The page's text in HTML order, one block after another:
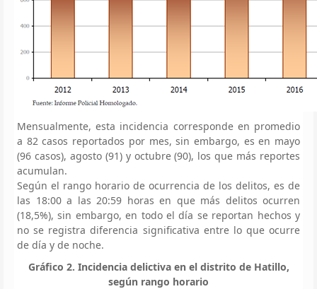
Mensualmente, esta incidencia corresponde en promedio
a 82 casos reportados por mes, sin embargo, es en mayo
(96 casos), agosto (91) y octubre (90), los que más reportes
acumulan.
Según el rango horario de ocurrencia de los delitos, es de
las 18:00 a las 20:59 horas en que más delitos ocurren
(18,5%), sin embargo, en todo el día se reportan hechos y
no se registra diferencia significativa entre lo que ocurre
de día y de noche.
Gráfico 2. Incidencia delictiva en el distrito de Hatillo,
según rango horario